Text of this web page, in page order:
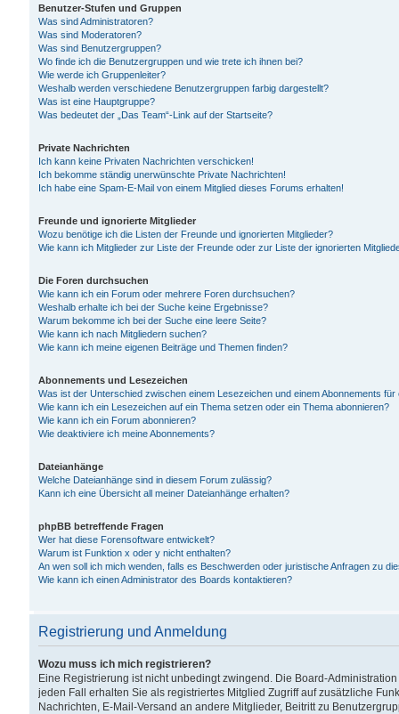
Benutzer-Stufen und Gruppen
Was sind Administratoren?
Was sind Moderatoren?
Was sind Benutzergruppen?
Wo finde ich die Benutzergruppen und wie trete ich ihnen bei?
Wie werde ich Gruppenleiter?
Weshalb werden verschiedene Benutzergruppen farbig dargestellt?
Was ist eine Hauptgruppe?
Was bedeutet der „Das Team“-Link auf der Startseite?
Private Nachrichten
Ich kann keine Privaten Nachrichten verschicken!
Ich bekomme ständig unerwünschte Private Nachrichten!
Ich habe eine Spam-E-Mail von einem Mitglied dieses Forums erhalten!
Freunde und ignorierte Mitglieder
Wozu benötige ich die Listen der Freunde und ignorierten Mitglieder?
Wie kann ich Mitglieder zur Liste der Freunde oder zur Liste der ignorierten
Die Foren durchsuchen
Wie kann ich ein Forum oder mehrere Foren durchsuchen?
Weshalb erhalte ich bei der Suche keine Ergebnisse?
Warum bekomme ich bei der Suche eine leere Seite?
Wie kann ich nach Mitgliedern suchen?
Wie kann ich meine eigenen Beiträge und Themen finden?
Abonnements und Lesezeichen
Was ist der Unterschied zwischen einem Lesezeichen und einem Abonnements
Wie kann ich ein Lesezeichen auf ein Thema setzen oder ein Thema abonnieren?
Wie kann ich ein Forum abonnieren?
Wie deaktiviere ich meine Abonnements?
Dateianhänge
Welche Dateianhänge sind in diesem Forum zulässig?
Kann ich eine Übersicht all meiner Dateianhänge erhalten?
phpBB betreffende Fragen
Wer hat diese Forensoftware entwickelt?
Warum ist Funktion x oder y nicht enthalten?
An wen soll ich mich wenden, falls es Beschwerden oder juristische Anfragen zu
Wie kann ich einen Administrator des Boards kontaktieren?
Registrierung und Anmeldung
Wozu muss ich mich registrieren?
Eine Registrierung ist nicht unbedingt zwingend. Die Board-
jeden Fall erhalten Sie als registriertes Mitglied Zugriff auf zusätzliche
Nachrichten, E-Mail-Versand an andere Mitglieder, Beitritt zu